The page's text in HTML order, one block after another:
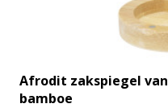
Afrodit zakspiegel van
bamboe